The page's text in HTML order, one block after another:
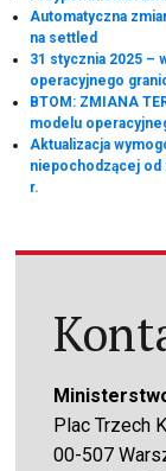
Automatyczna
na settled
31 stycznia 2025 –
operacyjnego
BTOM: ZMIANA
modelu
Aktualizacja
niepochodzącej od
r.
Plac Trzech
00-507